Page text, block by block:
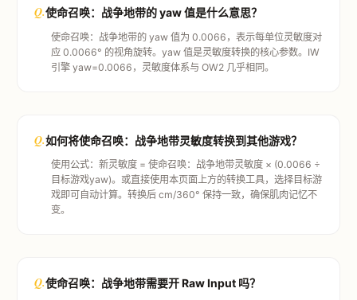
Q.使命召唤：战争地带的 yaw 值是什么意思？
使命召唤：战争地带的 yaw 值为 0.0066，表示每单位灵敏度对
应 0.0066° 的视角旋转。yaw 值是灵敏度转换的核心参数。IW
引擎 yaw=0.0066，灵敏度体系与 OW2 几乎相同。
Q.如何将使命召唤：战争地带灵敏度转换到其他游戏？
使用公式：新灵敏度 = 使命召唤：战争地带灵敏度 × (0.0066 ÷
目标游戏yaw)。或直接使用本页面上方的转换工具，选择目标游
戏即可自动计算。转换后 cm/360° 保持一致，确保肌肉记忆不
变。
Q.使命召唤：战争地带需要开 Raw Input 吗？